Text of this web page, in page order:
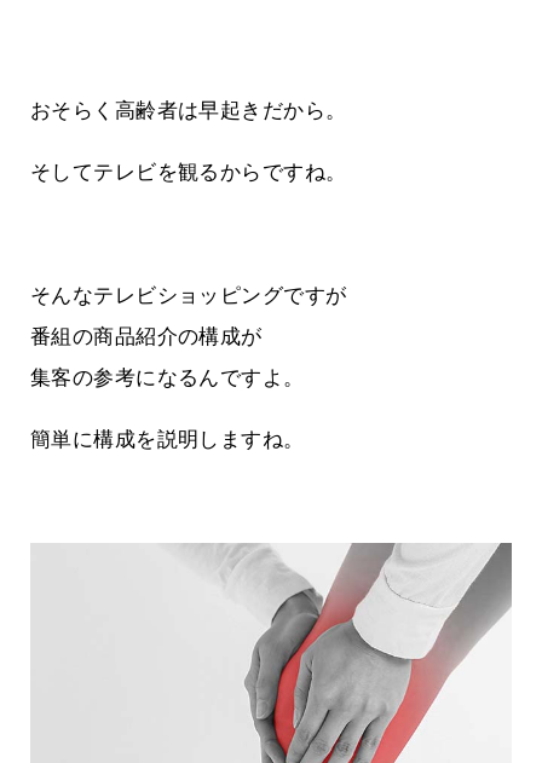
おそらく高齢者は早起きだから。
そしてテレビを観るからですね。
そんなテレビショッピングですが
番組の商品紹介の構成が
集客の参考になるんですよ。
簡単に構成を説明しますね。